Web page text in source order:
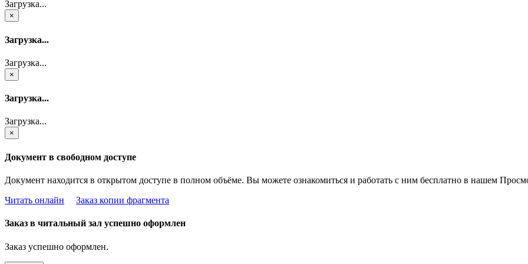
Загрузка...
×
Загрузка...
Загрузка...
×
Загрузка...
Загрузка...
×
Документ в свободном доступе
Документ находится в открытом доступе в полном объёме. Вы можете ознакомиться и работать с ним бесплатно в нашем
Читать онлайн
Заказ копии фрагмента
Заказ в читальный зал успешно оформлен
Заказ успешно оформлен.